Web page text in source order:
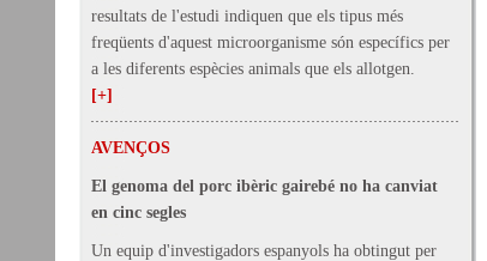
resultats de l'estudi indiquen que els tipus més
freqüents d'aquest microorganisme són específics per
a les diferents espècies animals que els allotgen.
[+]
AVENÇOS
El genoma del porc ibèric gairebé no ha canviat
en cinc segles
Un equip d'investigadors espanyols ha obtingut per